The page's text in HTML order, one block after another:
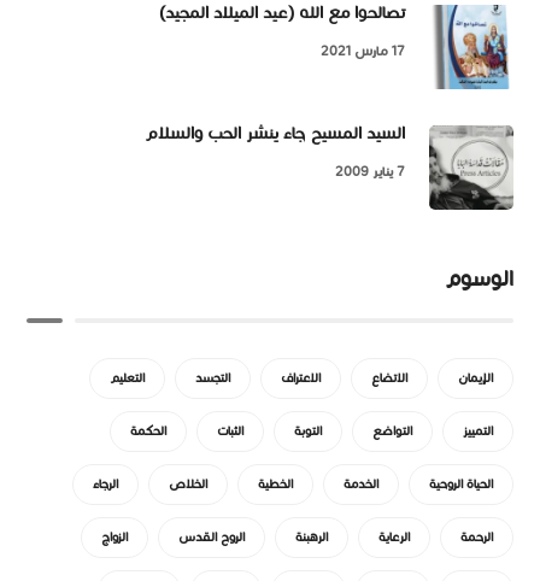
تصالحوا مع الله (عيد الميلاد المجيد)
17 مارس 2021
السيد المسيح جاء ينشر الحب والسلام
7 يناير 2009
الوسوم
الإيمان الاتضاع الاعتراف التجسد التعليم
التمييز التواضع التوبة الثبات الحكمة
الحياة الروحية الخدمة الخطية الخلاص الرجاء
الرحمة الرعاية الرهبنة الروح القدس الزواج